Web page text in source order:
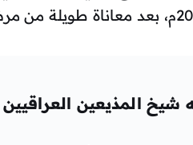
شيخ المذيعين